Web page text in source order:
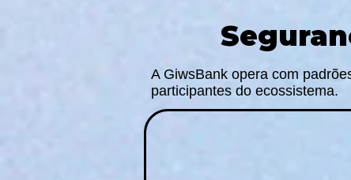
A GiwsBank opera com
participantes do ecossistema.